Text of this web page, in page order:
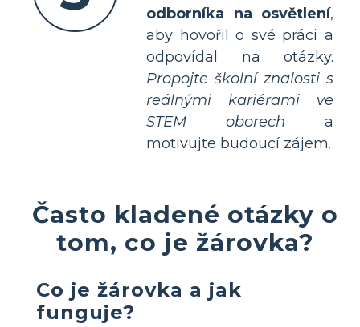
odborníka na osvětlení,
aby hovořil o své práci a
odpovídal na otázky.
Propojte školní znalosti s
reálnými kariérami ve
STEM oborech a
motivujte budoucí zájem.
Často kladené otázky o
tom, co je žárovka?
Co je žárovka a jak
funguje?